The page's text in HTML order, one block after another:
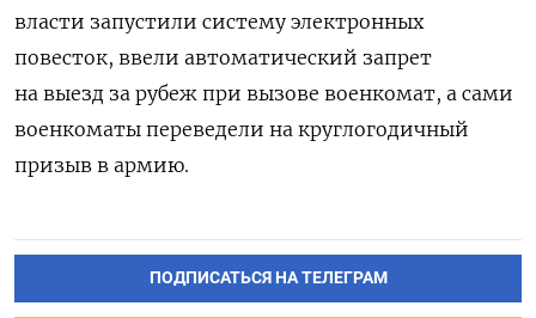
власти запустили систему электронных
повесток, ввели автоматический запрет
на выезд за рубеж при вызове военкомат, а сами
военкоматы переведели на круглогодичный
призыв в армию.
ПОДПИСАТЬСЯ НА ТЕЛЕГРАМ